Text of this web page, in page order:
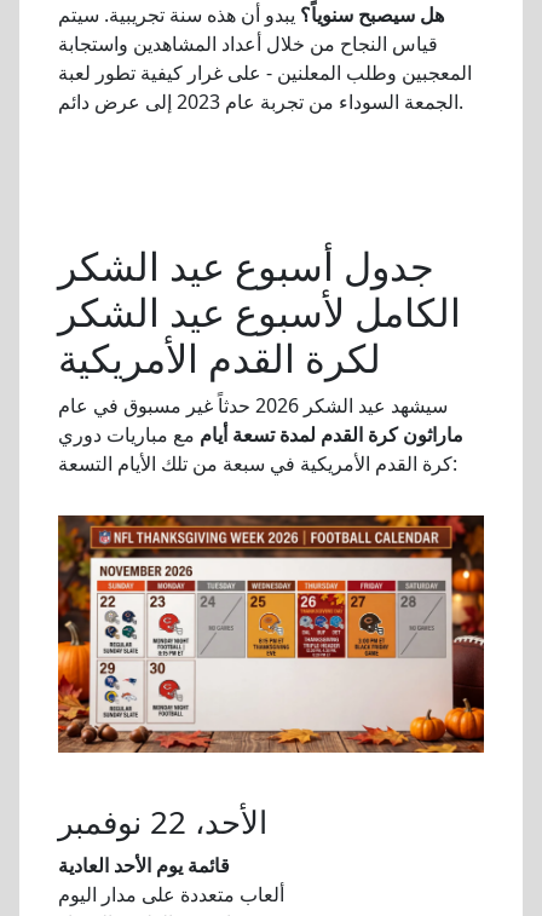
هل سيصبح سنوياً؟ يبدو أن هذه سنة تجريبية. سيتم
قياس النجاح من خلال أعداد المشاهدين واستجابة
المعجبين وطلب المعلنين - على غرار كيفية تطور لعبة
الجمعة السوداء من تجربة عام 2023 إلى عرض دائم.
جدول أسبوع عيد الشكر
الكامل لأسبوع عيد الشكر
لكرة القدم الأمريكية
سيشهد عيد الشكر 2026 حدثاً غير مسبوق في عام
ماراثون كرة القدم لمدة تسعة أيام مع مباريات دوري
كرة القدم الأمريكية في سبعة من تلك الأيام التسعة:
الأحد، 22 نوفمبر
قائمة يوم الأحد العادية
ألعاب متعددة على مدار اليوم